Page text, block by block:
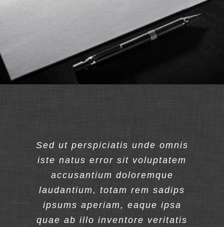
Sed ut perspiciatis unde omnis
iste natus error sit voluptatem
accusantium doloremque
laudantium, totam rem sadips
ipsums aperiam, eaque ipsa
quae ab illo inventore veritatis
Sed ut perspiciatis unde omnis
iste natus error sit voluptatem
accusantium doloremque
laudantium, totam rem sadips
ipsums aperiam, eaque ipsa
quae ab illo inventore veritatis